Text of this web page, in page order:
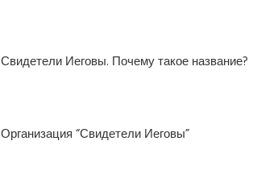
Свидетели Иеговы. Почему такое название?
Организация “Свидетели Иеговы”